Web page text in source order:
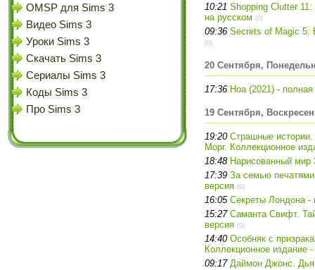
OMSP для Sims 3
Видео Sims 3
Уроки Sims 3
Скачать Sims 3
Сериалы Sims 3
Коды Sims 3
Про Sims 3
10:21 Shopping Clutter
на русском (0)
09:36 Secrets of Magic 5:
(0)
20 Сентября,
17:36 Hoa (2021) -
19 Сентября,
19:20 Страшные
Морг. Коллекционное
18:48 Нарисованный мир
17:39 За семью
версия (0)
16:05 Секреты Лондона -
15:27 Саманта Свифт.
версия (0)
14:40 Особняк с
Коллекционное издание
09:17 Даймон Джонс.